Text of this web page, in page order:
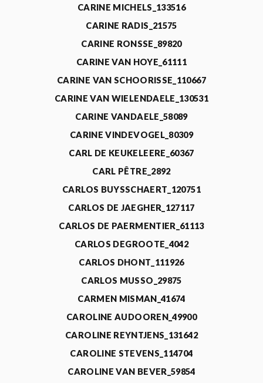
CARINE MICHELS_133516
CARINE RADIS_21575
CARINE RONSSE_89820
CARINE VAN HOYE_61111
CARINE VAN SCHOORISSE_110667
CARINE VAN WIELENDAELE_130531
CARINE VANDAELE_58089
CARINE VINDEVOGEL_80309
CARL DE KEUKELEERE_60367
CARL PÊTRE_2892
CARLOS BUYSSCHAERT_120751
CARLOS DE JAEGHER_127117
CARLOS DE PAERMENTIER_61113
CARLOS DEGROOTE_4042
CARLOS DHONT_111926
CARLOS MUSSO_29875
CARMEN MISMAN_41674
CAROLINE AUDOOREN_49900
CAROLINE REYNTJENS_131642
CAROLINE STEVENS_114704
CAROLINE VAN BEVER_59854